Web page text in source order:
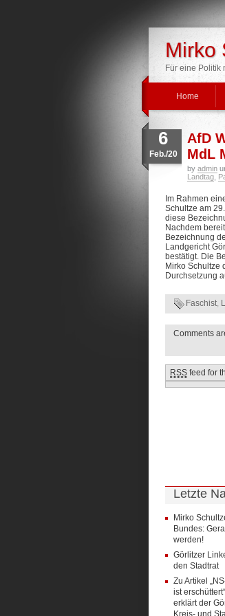
Mirko
Für eine Politik
Home
6
Feb./20
AfD
MdL
by admin
Landtag
Im Rahmen
Schultze am
diese
Nachdem
Bezeichnung
Landgericht
bestätigt. Die
Mirko Schultze
Durchsetzung
Faschist,
Comments
RSS feed for
Letzte
Mirko
Bundes:
werden!
Görlitzer
den Stadtrat
Zu Artikel
ist
erklärt der
Kreis- und